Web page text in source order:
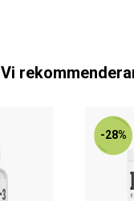
Vi
-28%